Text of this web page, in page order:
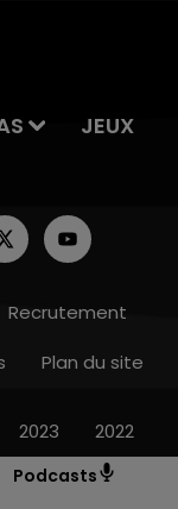
Podcasts
JEUX
Recrutement
Plan du site
2023 2022